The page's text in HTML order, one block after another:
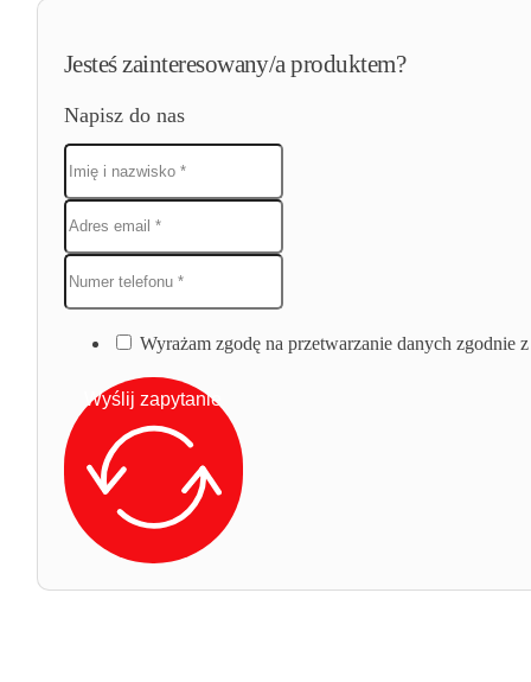
Jesteś zainteresowany/a produktem?
Napisz do nas
Wyrażam zgodę na przetwarzanie danych zgodnie
Wyślij zapytanie